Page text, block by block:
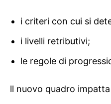
i criteri con cui si
i livelli retributivi;
le regole di
ll nuovo quadro